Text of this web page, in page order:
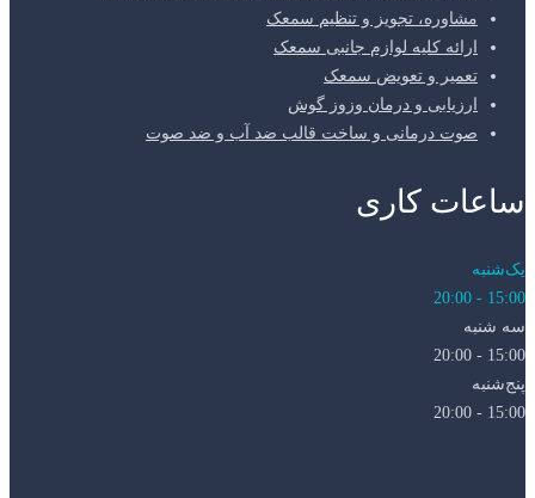
مشاوره، تجویز و تنظیم سمعک
ارائه کلیه لوازم جانبی سمعک
تعمیر و تعویض سمعک
ارزیابی و درمان وزوز گوش
صوت درمانی و ساخت قالب ضد آب و ضد صوت
ساعات کاری
یک‌شنبه
15:00 - 20:00
سه شنبه
15:00 - 20:00
پنج‌شنبه
15:00 - 20:00